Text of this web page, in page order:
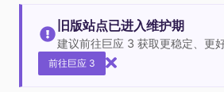
旧版站点已进入维护期
建议前往巨应 3 获取更稳定、更好
前往巨应 3